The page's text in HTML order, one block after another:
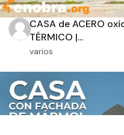
CASA de ACERO
TÉRMICO |...
varios